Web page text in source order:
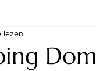
lezen